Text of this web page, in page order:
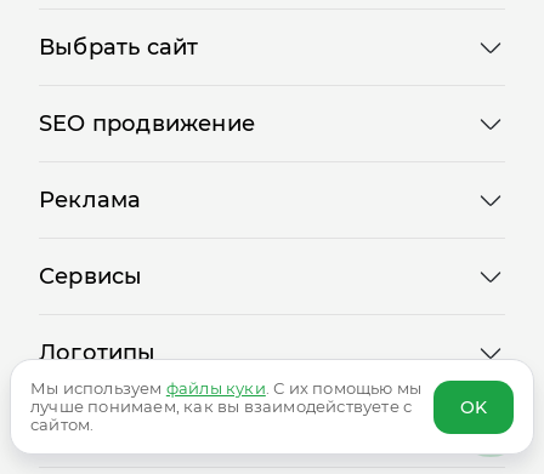
Сотрудничество
Мы используем файлы куки . С их помощью мы
лучше понимаем, как вы взаимодействуете с
сайтом.
OK